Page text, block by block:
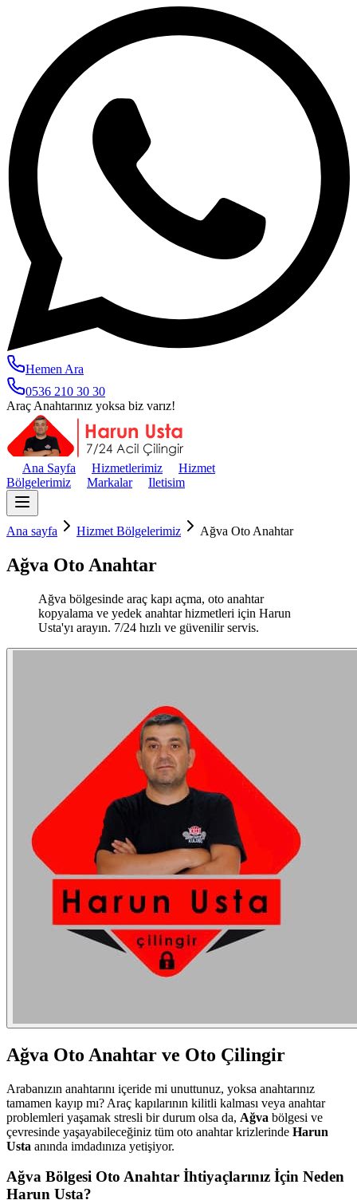
Hemen Ara
0536 210 30 30
Araç Anahtarınız yoksa biz varız!
Ana Sayfa Hizmetlerimiz
Hizmet
Bölgelerimiz
Markalar Iletisim
Ana sayfa Hizmet Bölgelerimiz Ağva Oto Anahtar
Ağva Oto Anahtar
Ağva bölgesinde araç kapı açma, oto anahtar
kopyalama ve yedek anahtar hizmetleri için Harun
Usta'yı arayın. 7/24 hızlı ve güvenilir servis.
Ağva Oto Anahtar ve Oto Çilingir
Arabanızın anahtarını içeride mi unuttunuz, yoksa anahtarınız
tamamen kayıp mı? Araç kapılarının kilitli kalması veya anahtar
problemleri yaşamak stresli bir durum olsa da, Ağva bölgesi ve
çevresinde yaşayabileceğiniz tüm oto anahtar krizlerinde Harun
Usta anında imdadınıza yetişiyor.
Ağva Bölgesi Oto Anahtar İhtiyaçlarınız İçin Neden
Harun Usta?